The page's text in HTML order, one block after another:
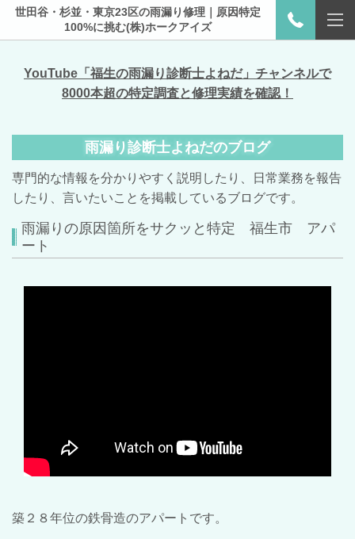
世田谷・杉並・東京23区の雨漏り修理｜原因特定
100%に挑む(株)ホークアイズ
YouTube「福生の雨漏り診断士よねだ」チャンネルで
8000本超の特定調査と修理実績を確認！
雨漏り診断士よねだのブログ
専門的な情報を分かりやすく説明したり、日常業務を報告
したり、言いたいことを掲載しているブログです。
雨漏りの原因箇所をサクッと特定 福生市 アパ
ート
築２８年位の鉄骨造のアパートです。